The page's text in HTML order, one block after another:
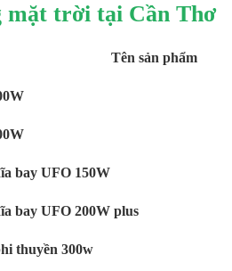
mặt trời tại Cần Thơ
Tên sản phẩm
100W
bay UFO 150W
bay UFO 200W plus
thuyền 300w